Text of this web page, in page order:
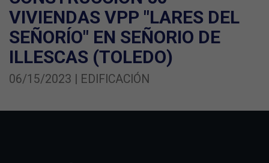
VIVIENDAS VPP "LARES DEL
SEÑORÍO" EN SEÑORIO DE
ILLESCAS (TOLEDO)
06/15/2023 | EDIFICACIÓN